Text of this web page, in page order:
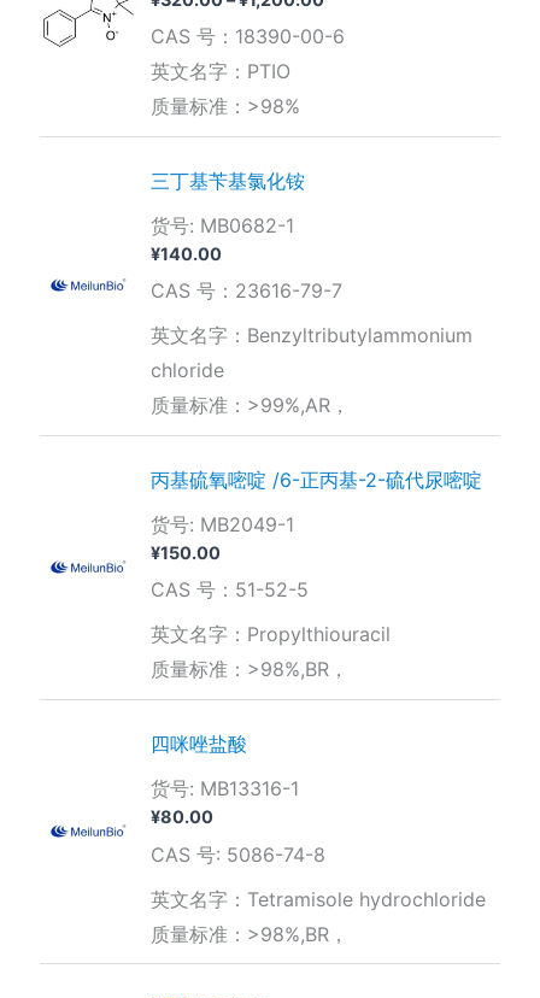
范
CAS 号：18390-00-6
英文名字：PTIO
质量标准：>98%
三丁基苄基氯化铵
货号: MB0682-1
¥140.00
CAS 号：23616-79-7
英文名字：Benzyltributylammonium
chloride
质量标准：>99%,AR，
丙基硫氧嘧啶 /6-正丙基-2-硫代尿嘧啶
货号: MB2049-1
¥150.00
CAS 号：51-52-5
英文名字：Propylthiouracil
质量标准：>98%,BR，
四咪唑盐酸
货号: MB13316-1
¥80.00
CAS 号: 5086-74-8
英文名字：Tetramisole hydrochloride
质量标准：>98%,BR，